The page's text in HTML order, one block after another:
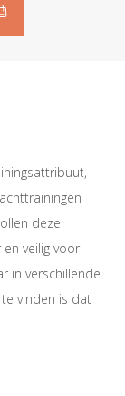
deze
veilig voor
in verschillende
vinden is dat